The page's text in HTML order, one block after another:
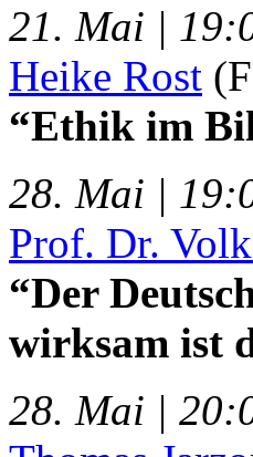
21. Mai |
Heike Rost
“Ethik im
28. Mai |
Prof. Dr.
“Der
wirksam ist
28. Mai |